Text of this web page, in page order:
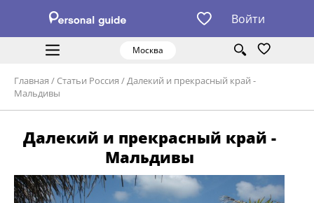
Войти
Москва
Главная / Статьи Россия /Далекий и прекрасный край -
Мальдивы
Далекий и прекрасный край -
Мальдивы